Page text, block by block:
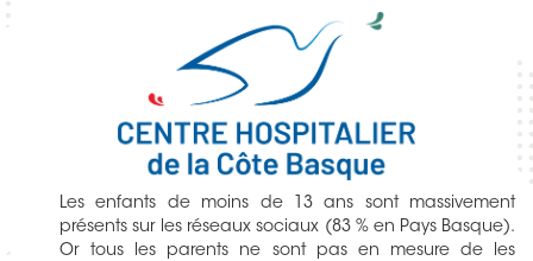
Les enfants de moins de 13 ans sont massivement
présents sur les réseaux sociaux (83 % en Pays Basque).
Or tous les parents ne sont pas en mesure de les